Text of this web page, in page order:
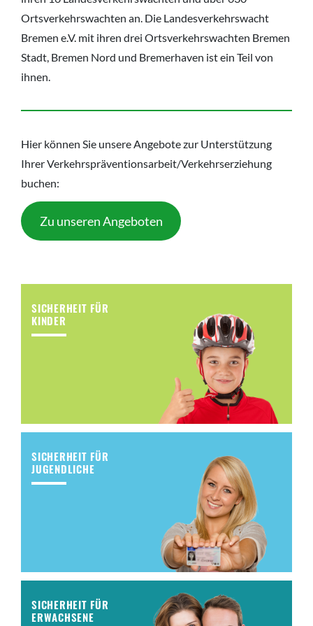
Ortsverkehrswachten an. Die Landesverkehrswacht
Bremen e.V. mit ihren drei Ortsverkehrswachten Bremen
Stadt, Bremen Nord und Bremerhaven ist ein Teil von
ihnen.
Hier können Sie unsere Angebote zur Unterstützung
Ihrer Verkehrspräventionsarbeit/Verkehrserziehung
buchen:
Zu unseren Angeboten
SICHERHEIT FÜR
KINDER
SICHERHEIT FÜR
JUGENDLICHE
SICHERHEIT FÜR
ERWACHSENE